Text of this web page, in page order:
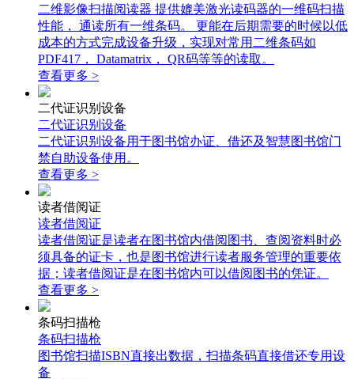
二维影像扫描阅读器 提供媲美激光读码器的一维码扫描
性能， 通读所有一维条码。 更能在后期需要的时候以低
成本的方式完成设备升级，实现对常用二维条码如
PDF417， Datamatrix， QR码等等的读取。
查看更多 >
二代证识别设备
二代证识别设备
二代证识别设备用于图书馆办证、借还及智慧图书馆门
禁自助设备使用。
查看更多 >
读者借阅证
读者借阅证
读者借阅证是读者在图书馆内借阅图书、查阅资料时必
须具备的证卡，也是图书馆进行读者服务管理的重要依
据；读者借阅证是在图书馆内可以借阅图书的凭证。
查看更多 >
条码扫描枪
条码扫描枪
图书馆扫描ISBN直接出数据，扫描条码直接借还专用设
备